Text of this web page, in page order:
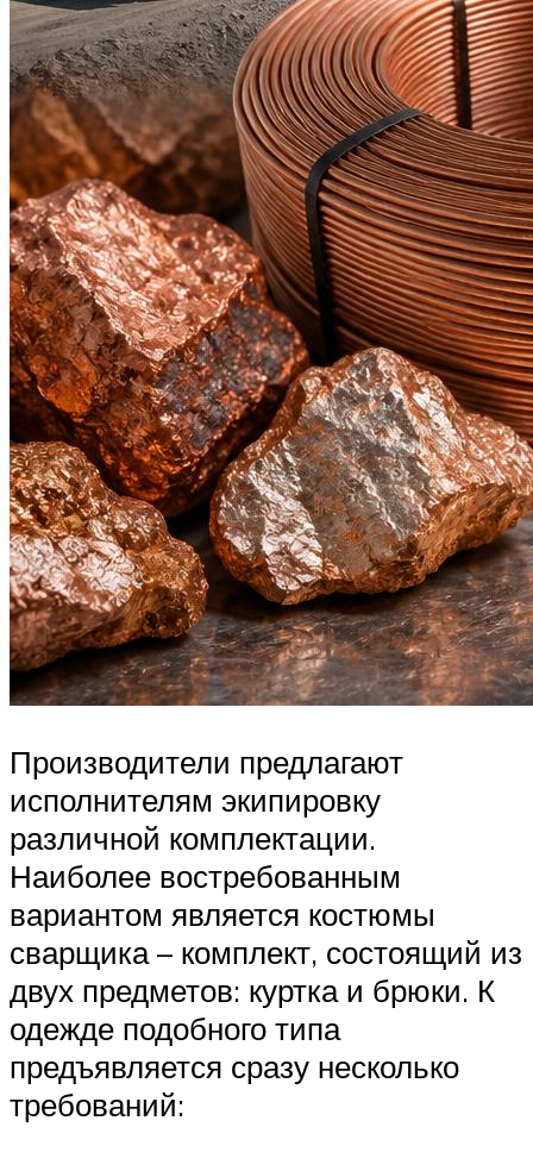
Производители предлагают
исполнителям экипировку
различной комплектации.
Наиболее востребованным
вариантом является костюмы
сварщика – комплект, состоящий из
двух предметов: куртка и брюки. К
одежде подобного типа
предъявляется сразу несколько
требований: